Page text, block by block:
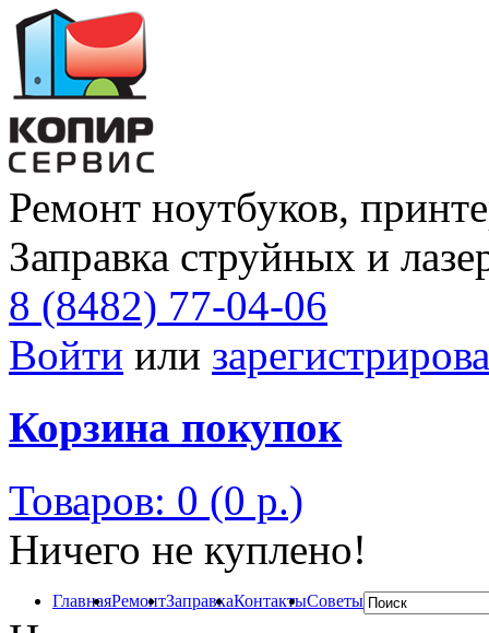
Ремонт ноутбуков,
Заправка струйных и
8 (8482) 77-04-06
Войти или
Корзина покупок
Товаров: 0 (0 р.)
Ничего не куплено!
ГлавнаяРемонтЗаправкаКонтактыСоветы